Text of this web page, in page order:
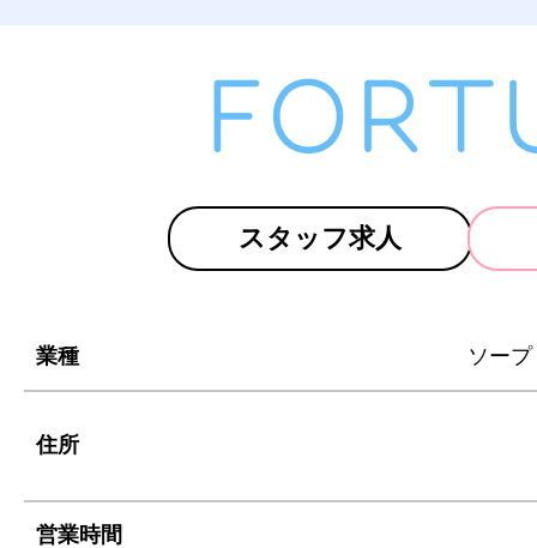
スタッフ求人
業種 ソー
住所
営業時間